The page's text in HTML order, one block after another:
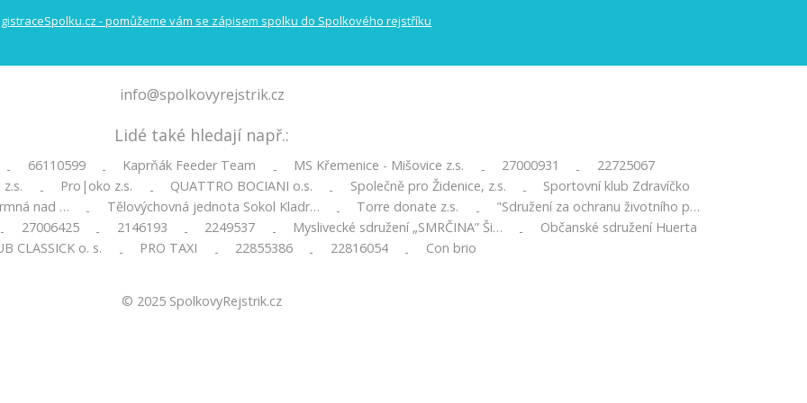
info@spolkovyrejstrik.cz
Lidé také hledají např.:
- 66110599 - Kaprňák Feeder Team - MS Křemenice - Mišovice z.s. - 27000931 -
22725067
- Pro|oko z.s. - QUATTRO BOCIANI o.s. - Společně pro Židenice, z.s. -
Sportovní klub Zdravíčko
nad …
- Tělovýchovná jednota Sokol Kladr… - Torre donate z.s. -
"Sdružení za ochranu životního p…
-
27006425 - 2146193 - 2249537 - Myslivecké sdružení „SMRČINA” Ši… -
Občanské sdružení Huerta
CLASSICK o. s.
- PRO TAXI - 22855386 - 22816054 - Con brio
© 2025 SpolkovyRejstrik.cz